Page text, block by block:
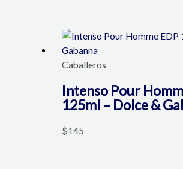
Caballeros
Intenso Pour
125ml – Dolce &
$145